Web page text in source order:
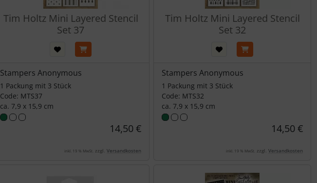
Tim Holtz Mini Layered Stencil
Set 37
Stampers Anonymous
1 Packung mit 3 Stück
Code: MTS37
ca. 7,9 x 15,9 cm
14,50 €
inkl. 19 % MwSt. zzgl. Versandkosten
Tim Holtz Mini Layered Stencil
Set 32
Stampers Anonymous
1 Packung mit 3 Stück
Code: MTS32
ca. 7,9 x 15,9 cm
14,50 €
inkl. 19 % MwSt. zzgl. Versandkosten